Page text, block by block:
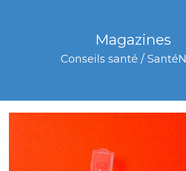
Magazines
Conseils santé /